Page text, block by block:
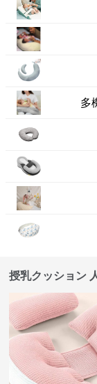
多
授乳クッション